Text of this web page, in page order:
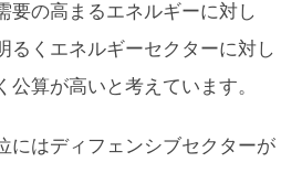
要の高まるエネルギーに対し
るくエネルギーセクターに対し
公算が高いと考えています。
にはディフェンシブセクターが